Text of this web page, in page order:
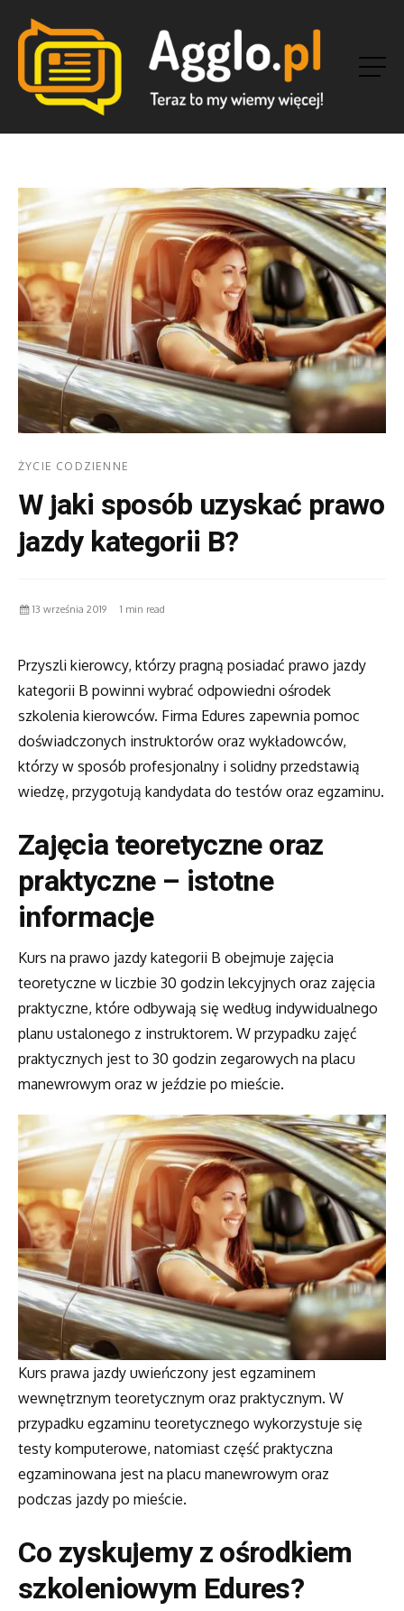
ŻYCIE CODZIENNE
W jaki sposób uzyskać prawo
jazdy kategorii B?
13 września 2019 1 min read
Przyszli kierowcy, którzy pragną posiadać prawo jazdy
kategorii B powinni wybrać odpowiedni ośrodek
szkolenia kierowców. Firma Edures zapewnia pomoc
doświadczonych instruktorów oraz wykładowców,
którzy w sposób profesjonalny i solidny przedstawią
wiedzę, przygotują kandydata do testów oraz egzaminu.
Zajęcia teoretyczne oraz
praktyczne – istotne
informacje
Kurs na prawo jazdy kategorii B obejmuje zajęcia
teoretyczne w liczbie 30 godzin lekcyjnych oraz zajęcia
praktyczne, które odbywają się według indywidualnego
planu ustalonego z instruktorem. W przypadku zajęć
praktycznych jest to 30 godzin zegarowych na placu
manewrowym oraz w jeździe po mieście.
Kurs prawa jazdy uwieńczony jest egzaminem
wewnętrznym teoretycznym oraz praktycznym. W
przypadku egzaminu teoretycznego wykorzystuje się
testy komputerowe, natomiast część praktyczna
egzaminowana jest na placu manewrowym oraz
podczas jazdy po mieście.
Co zyskujemy z ośrodkiem
szkoleniowym Edures?